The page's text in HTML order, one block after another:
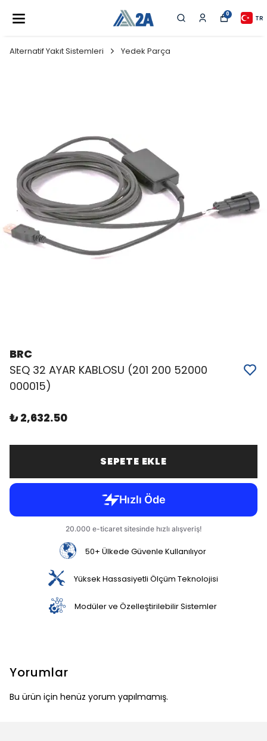
0 TR
Alternatif Yakıt Sistemleri Yedek Parça
BRC
SEQ 32 AYAR KABLOSU (201 200 52000
000015)
₺ 2,632.50
SEPETE EKLE
50+ Ülkede Güvenle Kullanılıyor
Yüksek Hassasiyetli Ölçüm Teknolojisi
Modüler ve Özelleştirilebilir Sistemler
Yorumlar
Bu ürün için henüz yorum yapılmamış.